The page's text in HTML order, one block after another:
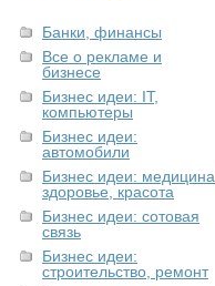
Банки, финансы
Все о рекламе и
бизнесе
Бизнес идеи: IT,
компьютеры
Бизнес идеи:
автомобили
Бизнес идеи: медицина,
здоровье, красота
Бизнес идеи: сотовая
связь
Бизнес идеи:
строительство, ремонт